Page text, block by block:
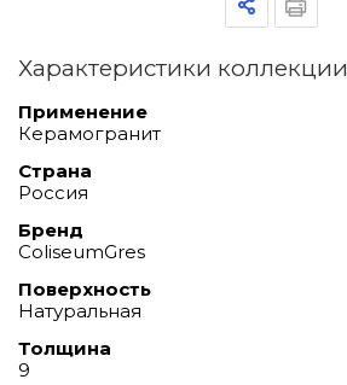
Характеристики коллекции
Применение
Керамогранит
Страна
Россия
Бренд
ColiseumGres
Поверхность
Натуральная
Толщина
9